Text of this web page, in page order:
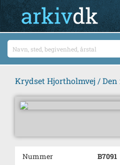
Krydset Hjortholmvej /
Nummer
B7091